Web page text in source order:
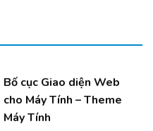
Bố cục Giao diện Web
cho Máy Tính – Theme
Máy Tính